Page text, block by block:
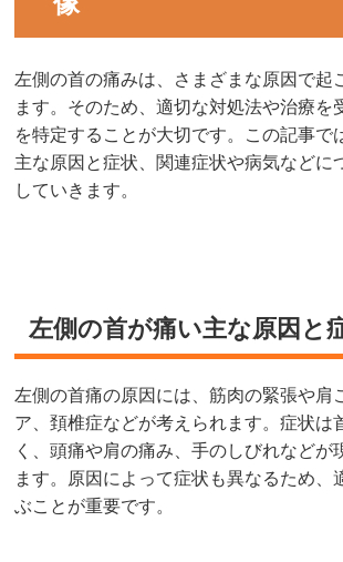
左側の首の痛みは、さまざまな原因で起
ます。そのため、適切な対処法や治療を
を特定することが大切です。この記事で
主な原因と症状、関連症状や病気などに
していきます。
左側の首が痛い主な原因と
左側の首痛の原因には、筋肉の緊張や肩
ア、頚椎症などが考えられます。症状は
く、頭痛や肩の痛み、手のしびれなどが
ます。原因によって症状も異なるため、
ぶことが重要です。